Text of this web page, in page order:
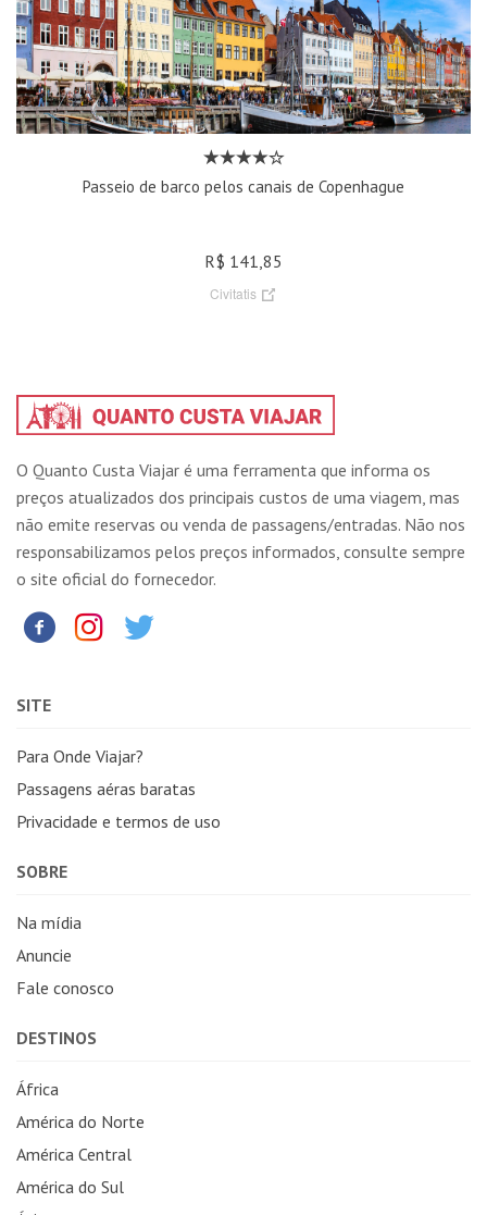
Passeio de barco pelos canais de Copenhague
R$ 141,85
Civitatis
O Quanto Custa Viajar é uma ferramenta que informa os
preços atualizados dos principais custos de uma viagem, mas
não emite reservas ou venda de passagens/entradas. Não nos
responsabilizamos pelos preços informados, consulte sempre
o site oficial do fornecedor.
SITE
Para Onde Viajar?
Passagens aéras baratas
Privacidade e termos de uso
SOBRE
Na mídia
Anuncie
Fale conosco
DESTINOS
África
América do Norte
América Central
América do Sul